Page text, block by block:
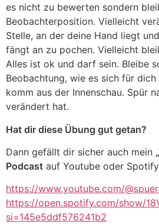
es nicht zu bewerten sondern
Beobachterposition. Vielleicht
Stelle, an der deine Hand liegt
fängt an zu pochen. Vielleicht
Alles ist ok und darf sein. Bleibe
Beobachtung, wie es sich für
komm aus der Innenschau. Spür
verändert hat.
Hat dir diese Übung gut getan?
Dann gefällt dir sicher auch mein
Podcast auf Youtube oder
https://www.youtube.com/
https://open.spotify.com/show/
si=145e5ddf576241b2